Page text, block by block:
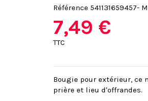
Référence 541131659457-
7,49 €
TTC
Bougie pour extérieur, ce
prière et lieu d'offrandes.